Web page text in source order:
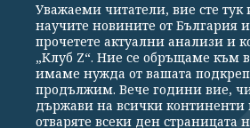
Общи условия
Политика за
Уважаеми читатели, вие сте тук
научите новините от България
прочетете актуални анализи и
„Клуб Z“. Ние се обръщаме към
имаме нужда от вашата
продължим. Вече години вие,
държави на всички континенти
отваряте всеки ден страницата